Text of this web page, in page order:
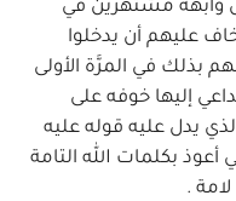
وأبّهة مشتهرين في
عليهم أن يدخلوا
بذلك في المرَّة الأولى
إليها خوفه على
يدل عليه قوله عليه
أعوذ بكلمات الله التامة
.